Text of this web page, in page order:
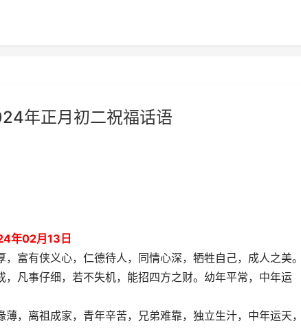
年正月初二祝福话语
年02月13日
富有侠义心，仁德待人，同情心深，牺牲自己，成人之美。
凡事仔细，若不失机，能招四方之财。幼年平常，中年运
，离祖成家，青年辛苦，兄弟难靠，独立生汁，中年运天，